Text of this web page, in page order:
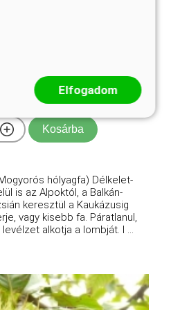
hólyagfa
Online ár
2 950 Ft
Kosárba
hólyagfa) Délkelet-
is az Alpoktól, a Balkán-
keresztül a Kaukázusig
vagy kisebb fa. Páratlanul,
alkotja a lombját. I ...
Elfogadom